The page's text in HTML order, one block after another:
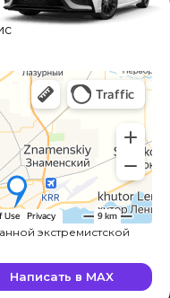
экстремистской
Написать в MAX